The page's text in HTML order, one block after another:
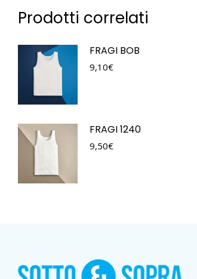
Prodotti correlati
FRAGI BOB
9,10€
FRAGI 1240
9,50€